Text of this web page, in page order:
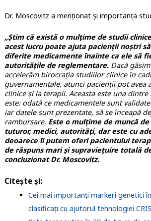
Dr. Moscovitz a menționat și importanța
„Știm că există o mulțime de studii
acest lucru poate ajuta pacienții noștri
diferite medicamente înainte ca ele să
autoritățile de reglementare.Dacă
accelerăm birocrația studiilor clinice în
guvernamentale, atunci pacienții pot avea
clinice și la terapii. Aceasta este una
este: odată ce medicamentele sunt
iar datele sunt prezentate, să se înceapă
rambursare. Este o mulțime de muncă
tuturor, medici, autorități, dar este cu
deoarece îi putem oferi pacientului
de răspuns mari și supraviețuire totală
concluzionat Dr. Moscovitz.
Citește și:
Cei mai importanți markeri genetici
clasificați cu ajutorul tehnologiei